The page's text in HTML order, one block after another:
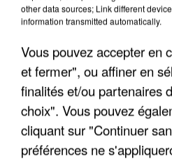
UN SECOND CADRE DE
INTERPELLÉ EN ALGÉRIE
other data sources; Link different
information transmitted automatically.
Vous pouvez accepter en
et fermer", ou affiner en
finalités et/ou partenaires
choix". Vous pouvez
cliquant sur "Continuer
préférences ne